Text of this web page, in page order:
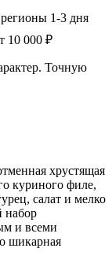
1-3 дня
10 000 ₽
Точную
хрустящая
куриного филе,
салат и мелко
набор
и всеми
шикарная